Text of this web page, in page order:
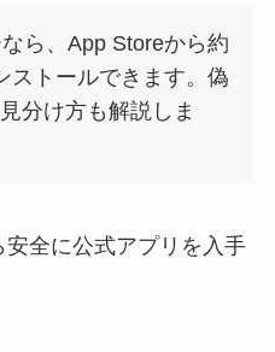
ら、App Storeから約
ストールできます。偽
分け方も解説しま
全に公式アプリを入手